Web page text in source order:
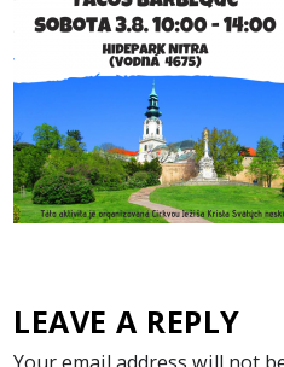
LEAVE A REPLY